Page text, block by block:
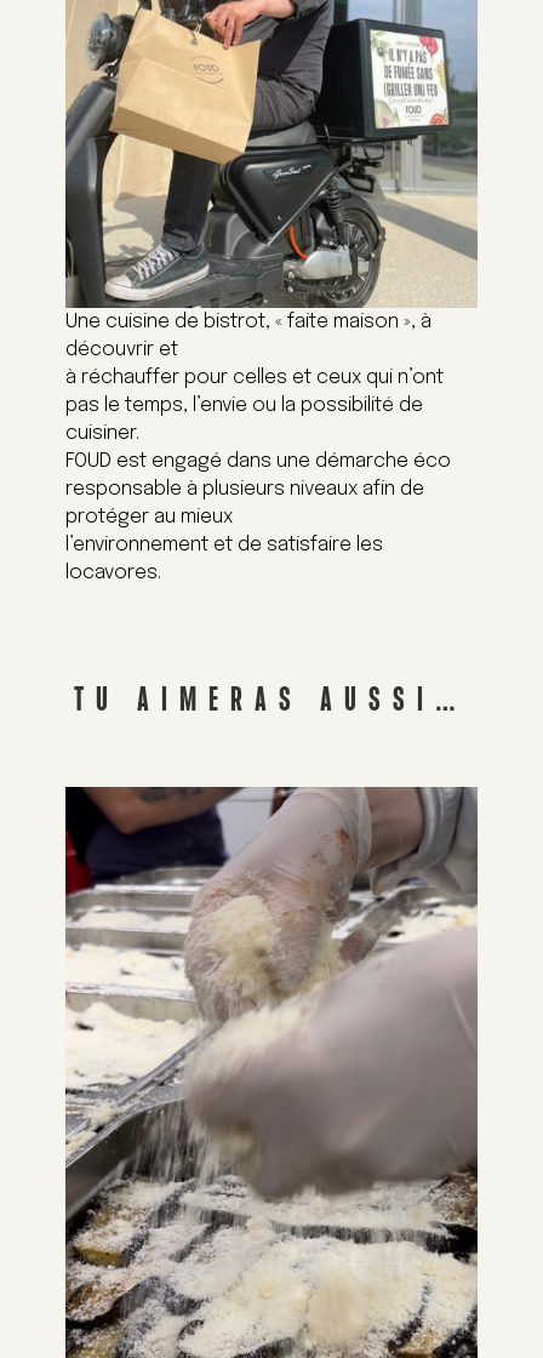
Une cuisine de bistrot, « faite maison », à
découvrir et
à réchauffer pour celles et ceux qui n’ont
pas le temps, l’envie ou la possibilité de
cuisiner.
FOUD est engagé dans une démarche éco
responsable à plusieurs niveaux afin de
protéger au mieux
l’environnement et de satisfaire les
locavores.
TU AIMERAS AUSSI…